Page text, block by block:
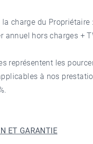
charge du Propriétaire :
annuel hors charges +
représentent les
à nos
ET GARANTIE